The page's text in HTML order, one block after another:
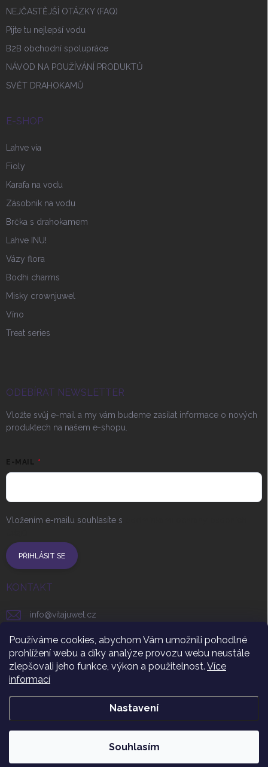
Používáme cookies, abychom Vám umožnili pohodlné
prohlížení webu a díky analýze provozu webu neustále
zlepšovali jeho funkce, výkon a použitelnost. Více
informací
Nastavení
Souhlasím
NEJČASTĚJŠÍ OTÁZKY (FAQ)
Pijte tu nejlepší vodu
B2B obchodní spolupráce
NÁVOD NA POUŽÍVÁNÍ PRODUKTŮ
SVĚT DRAHOKAMŮ
E-SHOP
Lahve via
Fioly
Karafa na vodu
Zásobnik na vodu
Brčka s drahokamem
Lahve INU!
Vázy flora
Bodhi charms
Misky crownjuwel
Víno
Treat series
ODEBÍRAT NEWSLETTER
Vložte svůj e-mail a my vám budeme zasílat informace o nových
produktech na našem e-shopu.
E-MAIL
Vložením e-mailu souhlasíte s
PŘIHLÁSIT SE
KONTAKT
info@vitajuwel.cz
+420 608 262 656
vitajuwel_czsr
https://www.youtube.com/channel/
VitaJuwel CZ . Všechna práva vyhrazena.